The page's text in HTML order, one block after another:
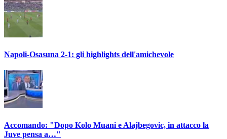
Napoli-Osasuna 2-1: gli highlights dell'amichevole
Accomando: "Dopo Kolo Muani e Alajbegovic, in attacco la
Juve pensa a…"